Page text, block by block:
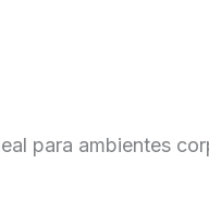
para ambientes